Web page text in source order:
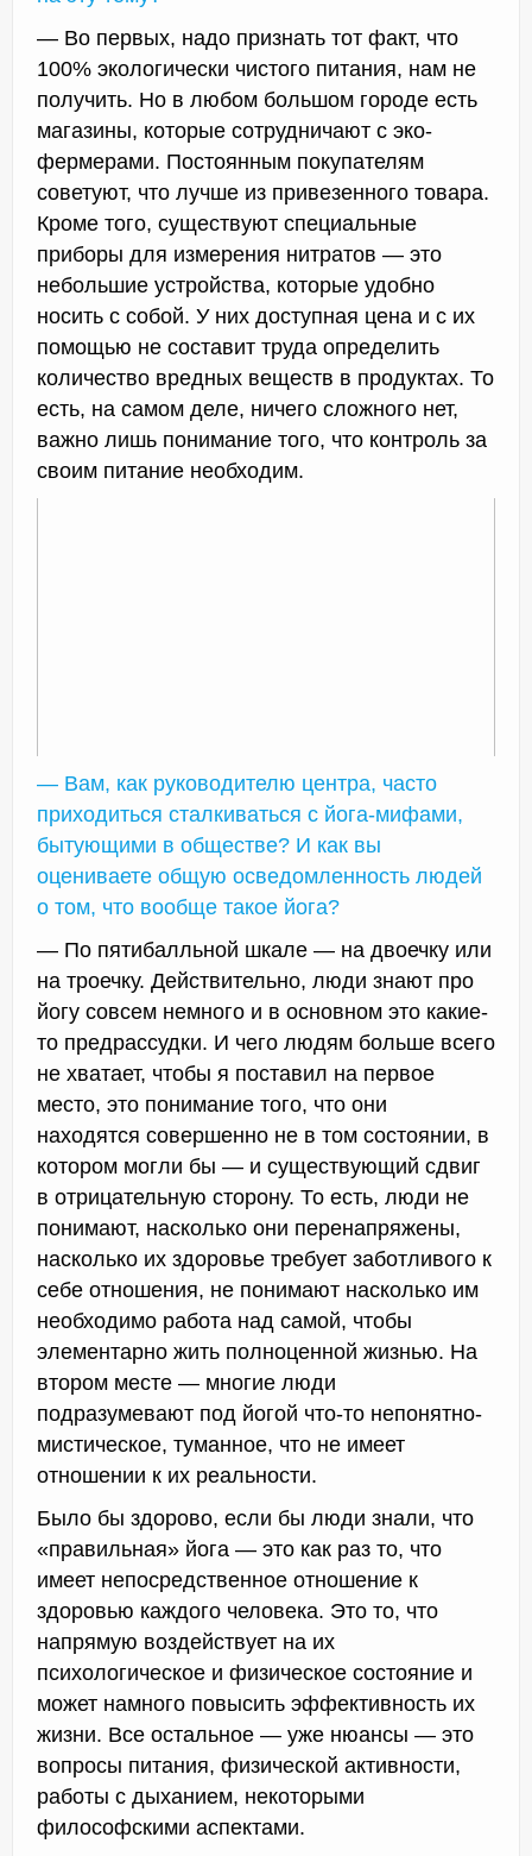
— Во первых, надо признать тот факт, что
100% экологически чистого питания, нам не
получить. Но в любом большом городе есть
магазины, которые сотрудничают с эко-
фермерами. Постоянным покупателям
советуют, что лучше из привезенного товара.
Кроме того, существуют специальные
приборы для измерения нитратов — это
небольшие устройства, которые удобно
носить с собой. У них доступная цена и с их
помощью не составит труда определить
количество вредных веществ в продуктах. То
есть, на самом деле, ничего сложного нет,
важно лишь понимание того, что контроль за
своим питание необходим.
— Вам, как руководителю центра, часто
приходиться сталкиваться с йога-мифами,
бытующими в обществе? И как вы
оцениваете общую осведомленность людей
о том, что вообще такое йога?
— По пятибалльной шкале — на двоечку или
на троечку. Действительно, люди знают про
йогу совсем немного и в основном это какие-
то предрассудки. И чего людям больше всего
не хватает, чтобы я поставил на первое
место, это понимание того, что они
находятся совершенно не в том состоянии, в
котором могли бы — и существующий сдвиг
в отрицательную сторону. То есть, люди не
понимают, насколько они перенапряжены,
насколько их здоровье требует заботливого к
себе отношения, не понимают насколько им
необходимо работа над самой, чтобы
элементарно жить полноценной жизнью. На
втором месте — многие люди
подразумевают под йогой что-то непонятно-
мистическое, туманное, что не имеет
отношении к их реальности.
Было бы здорово, если бы люди знали, что
«правильная» йога — это как раз то, что
имеет непосредственное отношение к
здоровью каждого человека. Это то, что
напрямую воздействует на их
психологическое и физическое состояние и
может намного повысить эффективность их
жизни. Все остальное — уже нюансы — это
вопросы питания, физической активности,
работы с дыханием, некоторыми
философскими аспектами.